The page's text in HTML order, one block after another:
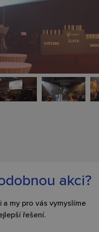
akci?
a my pro vás vymyslíme
řešení.